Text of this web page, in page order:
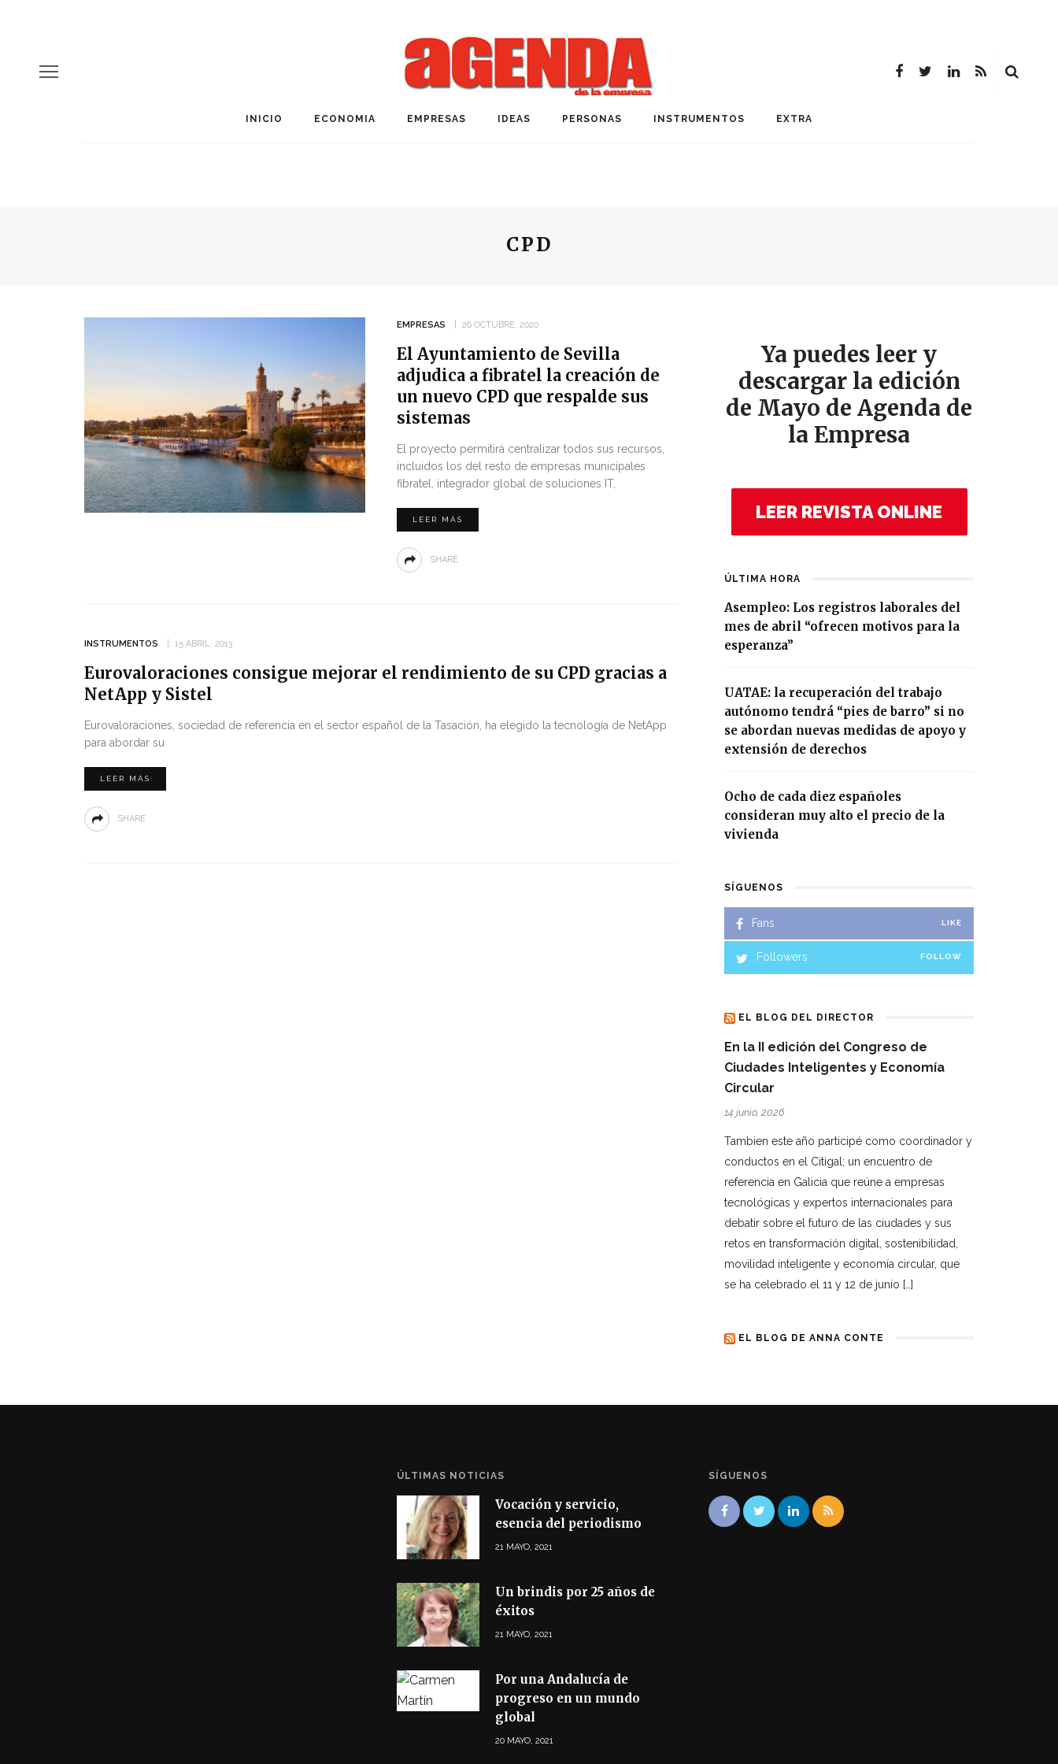
INICIO ECONOMIA EMPRESAS IDEAS PERSONAS INSTRUMENTOS EXTRA
CPD
EMPRESAS 26 OCTUBRE, 2020
El Ayuntamiento de Sevilla
adjudica a fibratel la creación de
un nuevo CPD que respalde sus
sistemas
El proyecto permitirá centralizar todos sus recursos,
incluidos los del resto de empresas municipales
fibratel, integrador global de soluciones IT,
LEER MÁS
SHARE
INSTRUMENTOS 15 ABRIL, 2013
Eurovaloraciones consigue mejorar el rendimiento de su CPD gracias a
NetApp y Sistel
Eurovaloraciones, sociedad de referencia en el sector español de la Tasación, ha elegido la tecnología de NetApp
para abordar su
LEER MÁS
SHARE
Ya puedes leer y
descargar la edición
de Mayo de Agenda de
la Empresa
LEER REVISTA ONLINE
ÚLTIMA HORA
Asempleo: Los registros laborales del
mes de abril “ofrecen motivos para la
esperanza”
UATAE: la recuperación del trabajo
autónomo tendrá “pies de barro” si no
se abordan nuevas medidas de apoyo y
extensión de derechos
Ocho de cada diez españoles
consideran muy alto el precio de la
vivienda
SÍGUENOS
Fans LIKE
Followers FOLLOW
EL BLOG DEL DIRECTOR
En la II edición del Congreso de
Ciudades Inteligentes y Economía
Circular
14 junio, 2026
Tambien este año participé como coordinador y
conductos en el Citigal; un encuentro de
referencia en Galicia que reúne a empresas
tecnológicas y expertos internacionales para
debatir sobre el futuro de las ciudades y sus
retos en transformación digital, sostenibilidad,
movilidad inteligente y economía circular, que
se ha celebrado el 11 y 12 de junio […]
EL BLOG DE ANNA CONTE
ÚLTIMAS NOTICIAS
Vocación y servicio,
esencia del periodismo
21 MAYO, 2021
Un brindis por 25 años de
éxitos
21 MAYO, 2021
Por una Andalucía de
progreso en un mundo
global
20 MAYO, 2021
SÍGUENOS